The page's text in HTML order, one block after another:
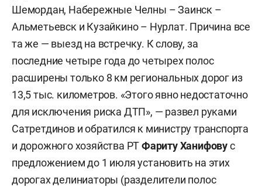
Шемордан, Набережные Челны – Заинск –
Альметьевск и Кузайкино – Нурлат. Причина все
та же — выезд на встречку. К слову, за
последние четыре года до четырех полос
расширены только 8 км региональных дорог из
13,5 тыс. километров. «Этого явно недостаточно
для исключения риска ДТП», — развел руками
Сатретдинов и обратился к министру транспорта
и дорожного хозяйства РТФариту Ханифовус
предложением до 1 июля установить на этих
дорогах делиниаторы (разделители полос